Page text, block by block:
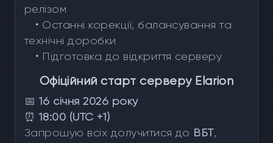
релізом
• Останні корекції, балансування та
технічні доробки
• Підготовка до відкриття серверу
Офіційний старт серверу Elarion
📅 16 січня 2026 року
⏰ 18:00 (UTC +1)
Запрошую всіх долучитися до ВБТ,